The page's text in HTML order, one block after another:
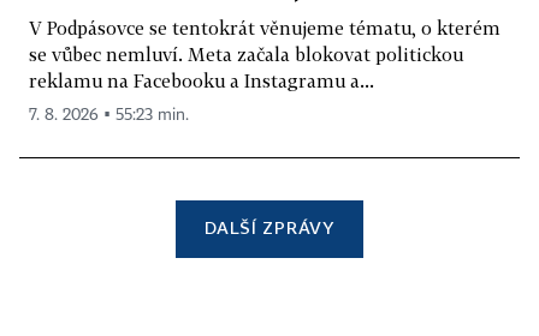
V Podpásovce se tentokrát věnujeme tématu, o kterém
se vůbec nemluví. Meta začala blokovat politickou
reklamu na Facebooku a Instagramu a...
7. 8. 2026 ▪ 55:23 min.
DALŠÍ ZPRÁVY